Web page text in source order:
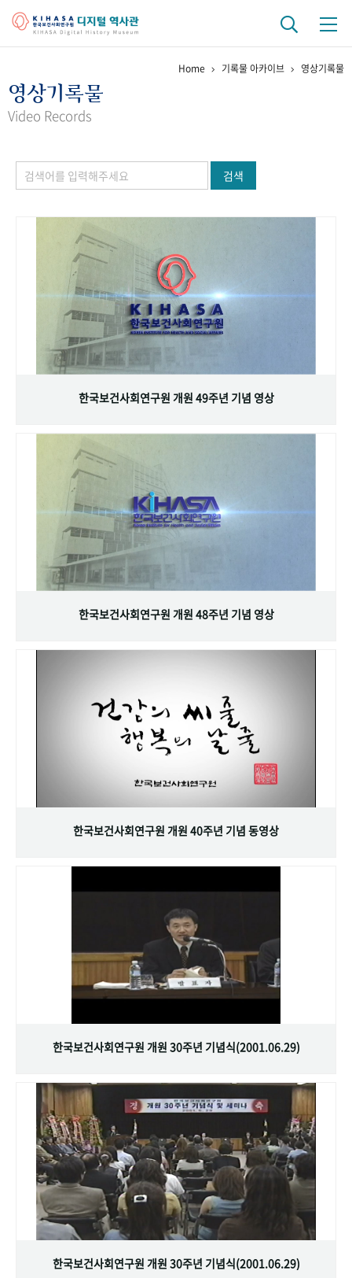
걸어온 길 기관 변천사
정책과 연구 키워드로 보는 연구 역사
연구자들
기록물 아카이브
사진 아카이브 문서 기록물 행정박물 영상 기록물
주년 기념
성과 50선 숫자로 보는 50년
VR 역사관
Home 기록물 아카이브 영상기록물
영상기록물
Video Records
검색
한국보건사회연구원 개원 49주년 기념 영상
한국보건사회연구원 개원 48주년 기념 영상
한국보건사회연구원 개원 40주년 기념 동영상
한국보건사회연구원 개원 30주년 기념식(2001.06.29)
한국보건사회연구원 개원 30주년 기념식(2001.06.29)